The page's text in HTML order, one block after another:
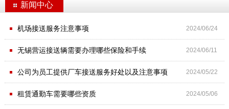
新闻中心
· 机场接送服务注意事项 2024/06/24
· 无锡营运接送辆需要办理哪些保险和手续 2024/06/11
· 公司为员工提供厂车接送服务好处以及注意事项 2024/05/22
· 租赁通勤车需要哪些资质 2024/05/06